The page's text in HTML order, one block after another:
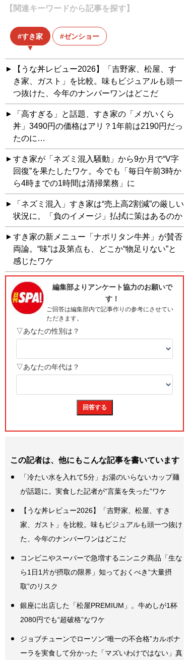
【関連キーワードから記事を探す】
すき家 ゼンショー
【うな丼レビュー2026】「吉野家、松屋、す
き家、ガスト」を比較。味もビジュアルも頭一
つ抜けた、今年のナンバーワンはどこだ
「高すぎる」と話題、すき家の「メガいくら
丼」3490円の価格はアリ？1年前は2190円だっ
たのに…
すき家が「ネズミ混入騒動」から9か月で“V字
回復”を果たしたワケ。今でも「毎日午前3時か
ら4時までの1時間は清掃業務」に
「ネズミ混入」すき家は“売上高2割減”の厳しい
状況に。「負のイメージ」払拭に策はあるのか
すき家の新メニュー「ナポリタン牛丼」が賛否
両論。“味”は及第点も、どこか“物足りない”と
感じたワケ
この記者は、他にもこんな記事を書いています
「冷たい水を入れて5分」お湯のいらないカップ麺
が話題に。実食した記者が“言葉を失った”ワケ
【うな丼レビュー2026】「吉野家、松屋、すき
家、ガスト」を比較。味もビジュアルも頭一つ抜け
た、今年のナンバーワンはどこだ
コンビニやスーパーで急増するニンニク商品「生な
ら1日1片が摂取の限界」知っておくべき“大量摂
取”のリスク
銀座に出店した「松屋PREMIUM」。牛めしが1杯
2080円でも“超破格”なワケ
ジョブチューンでローソン“唯一の不合格”カルボナ
ーラを実食して分かった「マズいわけではない」真